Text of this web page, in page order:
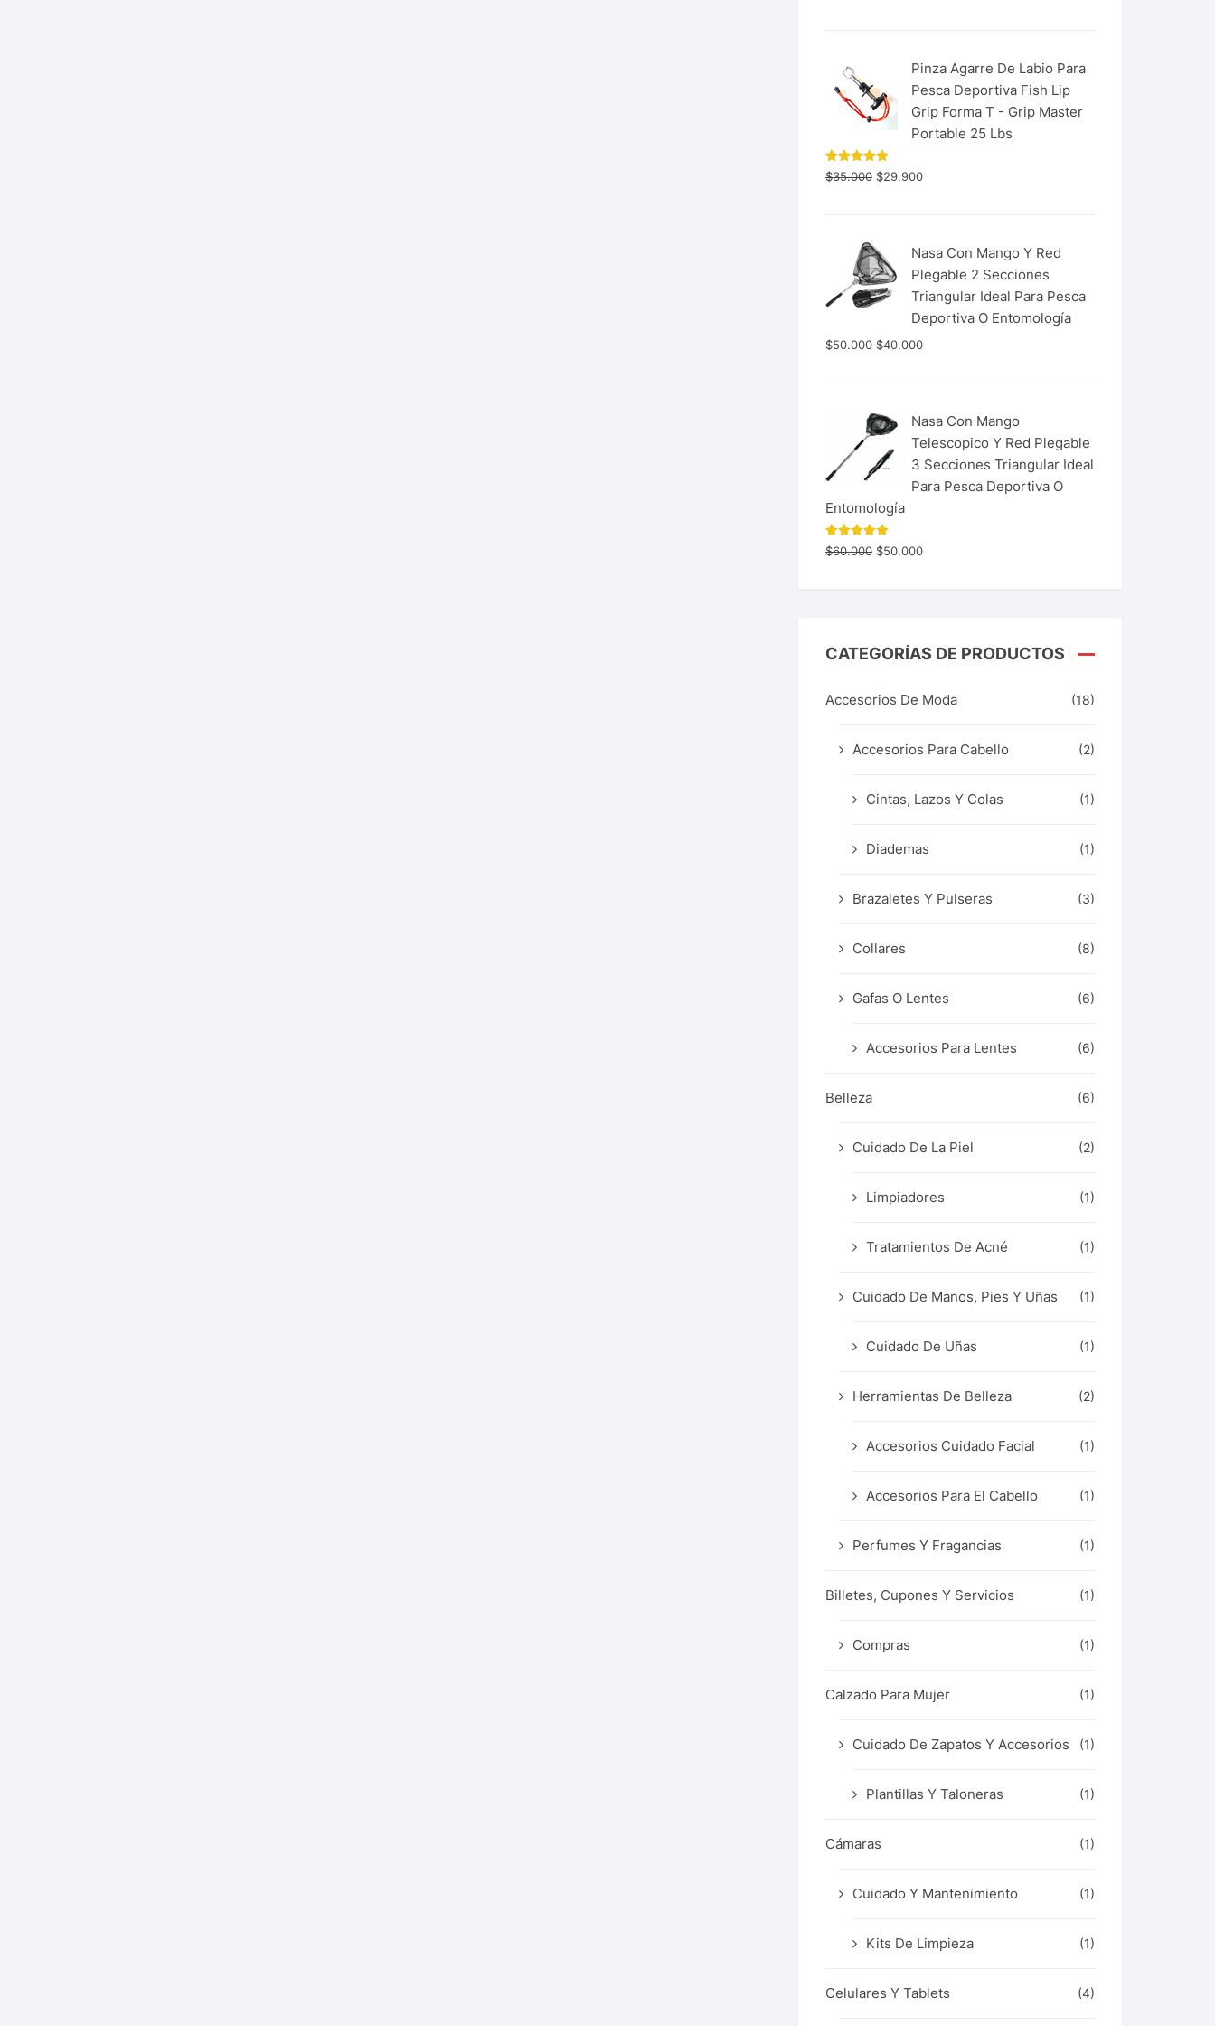
Pinza Agarre De Labio Para
Pesca Deportiva Fish Lip
Grip Forma T - Grip Master
Portable 25 Lbs
Valorado
con 5.00
$35.000 $29.900
Nasa Con Mango Y Red
Plegable 2 Secciones
Triangular Ideal Para Pesca
Deportiva O Entomología
$50.000 $40.000
Nasa Con Mango
Telescopico Y Red Plegable
3 Secciones Triangular Ideal
Para Pesca Deportiva O
Entomología
Valorado
con 5.00
$60.000 $50.000
CATEGORÍAS DE PRODUCTOS
Accesorios De Moda (18)
Accesorios Para Cabello (2)
Cintas, Lazos Y Colas (1)
Diademas (1)
Brazaletes Y Pulseras (3)
Collares (8)
Gafas O Lentes (6)
Accesorios Para Lentes (6)
Belleza (6)
Cuidado De La Piel (2)
Limpiadores (1)
Tratamientos De Acné (1)
Cuidado De Manos, Pies Y Uñas (1)
Cuidado De Uñas (1)
Herramientas De Belleza (2)
Accesorios Cuidado Facial (1)
Accesorios Para El Cabello (1)
Perfumes Y Fragancias (1)
Billetes, Cupones Y Servicios (1)
Compras (1)
Calzado Para Mujer (1)
Cuidado De Zapatos Y Accesorios (1)
Plantillas Y Taloneras (1)
Cámaras (1)
Cuidado Y Mantenimiento (1)
Kits De Limpieza (1)
Celulares Y Tablets (4)